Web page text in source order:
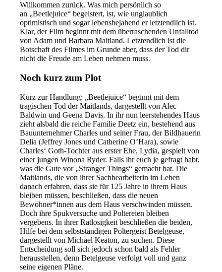
Willkommen zurück. Was mich persönlich so
an „Beetlejuice“ begeistert, ist, wie unglaublich
optimistisch und sogar lebensbejahend er letztendlich ist.
Klar, der Film beginnt mit dem überraschenden Unfalltod
von Adam und Barbara Maitland. Letztendlich ist die
Botschaft des Filmes im Grunde aber, dass der Tod dir
nicht die Freude am Leben nehmen muss.
Noch kurz zum Plot
Kurz zur Handlung: „Beetlejuice“ beginnt mit dem
tragischen Tod der Maitlands, dargestellt von Alec
Baldwin und Geena Davis. In ihr nun leerstehendes Haus
zieht alsbald die reiche Familie Deetz ein, bestehend aus
Bauunternehmer Charles und seiner Frau, der Bildhauerin
Delia (Jeffrey Jones und Catherine O’Hara), sowie
Charles‘ Goth-Tochter aus erster Ehe, Lydia, gespielt von
einer jungen Winona Ryder. Falls ihr euch je gefragt habt,
was die Gute vor „Stranger Things“ gemacht hat. Die
Maitlands, die von ihrer Sachbearbeiterin im Leben
danach erfahren, dass sie für 125 Jahre in ihrem Haus
bleiben müssen, beschließen, dass die neuen
Bewohner*innen aus dem Haus verschwinden müssen.
Doch ihre Spukversuche und Poltereien bleiben
vergebens. In ihrer Ratlosigkeit beschließen die beiden,
Hilfe bei dem selbstständigen Poltergeist Betelgeuse,
dargestellt von Michael Keaton, zu suchen. Diese
Entscheidung soll sich jedoch schon bald als Fehler
herausstellen, denn Betelgeuse verfolgt voll und ganz
seine eigenen Pläne.